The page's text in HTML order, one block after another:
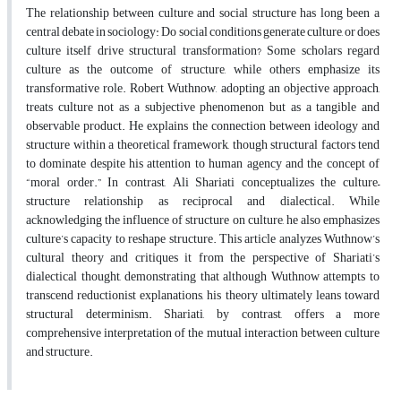
The relationship between culture and social structure has long been a
central debate in sociology: Do social conditions generate culture, or does
culture itself drive structural transformation? Some scholars regard
culture as the outcome of structure, while others emphasize its
transformative role. Robert Wuthnow, adopting an objective approach,
treats culture not as a subjective phenomenon but as a tangible and
observable product. He explains the connection between ideology and
structure within a theoretical framework, though structural factors tend
to dominate despite his attention to human agency and the concept of
“moral order.” In contrast, Ali Shariati conceptualizes the culture–
structure relationship as reciprocal and dialectical. While
acknowledging the influence of structure on culture, he also emphasizes
culture’s capacity to reshape structure. This article analyzes Wuthnow’s
cultural theory and critiques it from the perspective of Shariati’s
dialectical thought, demonstrating that although Wuthnow attempts to
transcend reductionist explanations, his theory ultimately leans toward
structural determinism. Shariati, by contrast, offers a more
comprehensive interpretation of the mutual interaction between culture
and structure.